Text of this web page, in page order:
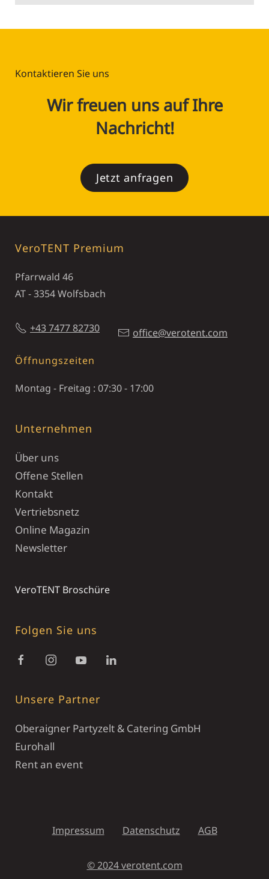
Kontaktieren Sie uns
Wir freuen uns auf Ihre
Nachricht!
Jetzt anfragen
VeroTENT Premium
Pfarrwald 46
AT - 3354 Wolfsbach
+43 7477 82730 office@verotent.com
Öffnungszeiten
Montag - Freitag : 07:30 - 17:00
Unternehmen
Über uns
Offene Stellen
Kontakt
Vertriebsnetz
Online Magazin
Newsletter
VeroTENT Broschüre
Folgen Sie uns
Unsere Partner
Oberaigner Partyzelt & Catering GmbH
Eurohall
Rent an event
Impressum Datenschutz AGB
© 2024 verotent.com